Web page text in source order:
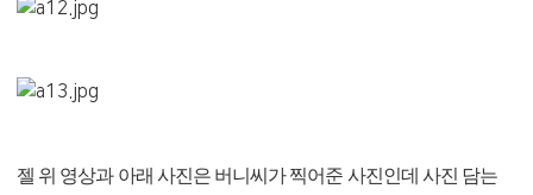
젤 위 영상과 아래 사진은 버니씨가 찍어준 사진인데 사진 담는